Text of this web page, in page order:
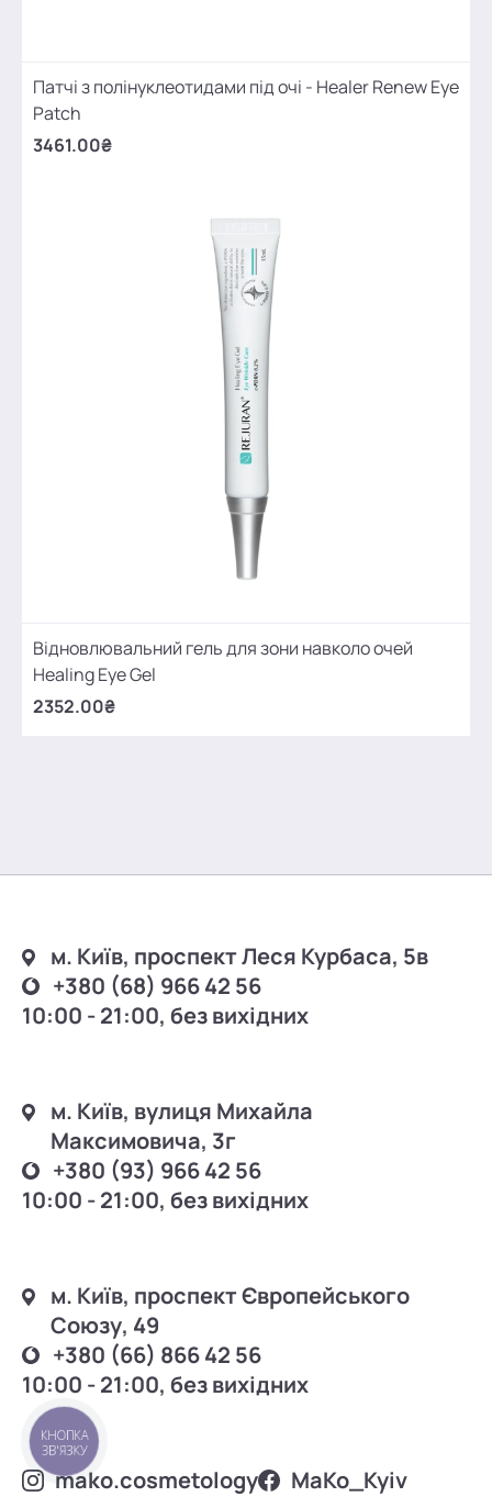
Патчі з полінуклеотидами під очі - Healer Renew Eye
Patch
3461.00₴
Відновлювальний гель для зони навколо очей
Healing Eye Gel
2352.00₴
м. Київ, проспект Леся Курбаса, 5в
+380 (68) 966 42 56
10:00 - 21:00, без вихідних
м. Київ, вулиця Михайла
Максимовича, 3г
+380 (93) 966 42 56
10:00 - 21:00, без вихідних
м. Київ, проспект Європейського
Союзу, 49
+380 (66) 866 42 56
10:00 - 21:00, без вихідних
mako.cosmetology MаKo_Kyiv
КНОПКА
ЗВ'ЯЗКУ